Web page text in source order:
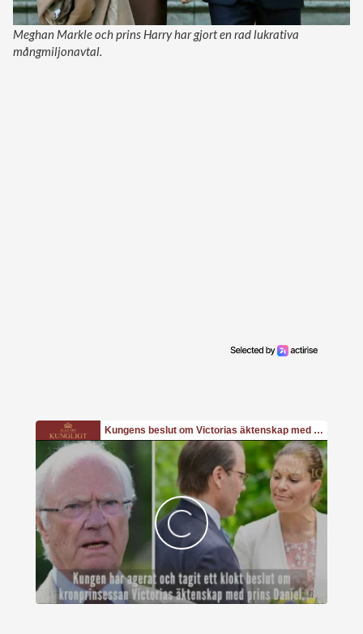
Meghan Markle och prins Harry har gjort en rad lukrativa
mångmiljonavtal.